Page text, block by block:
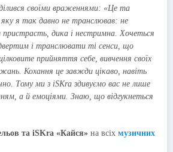
своїми враженнями: «Це та
яку я так давно не транслював: не
дика і нестримна. Хочеться
і транслювати ті сенси, що
прийняття себе, вивчення своїх
Кохання це завжди цікаво, навіть
Тому ми з iSKra здивуємо вас не лише
а й емоціями. Знаю, що відгукнеться
та iSKra «Кайся» на всіх музичних